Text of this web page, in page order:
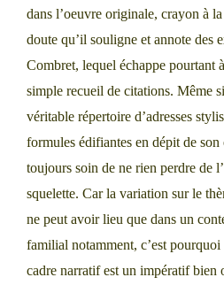
dans l’oeuvre originale, crayon à
doute qu’il souligne et annote des
Combret, lequel échappe pourtant
simple recueil de citations. Même
véritable répertoire d’adresses
formules édifiantes en dépit de
toujours soin de ne rien perdre de
squelette. Car la variation sur le
ne peut avoir lieu que dans un
familial notamment, c’est pourquoi
cadre narratif est un impératif bien